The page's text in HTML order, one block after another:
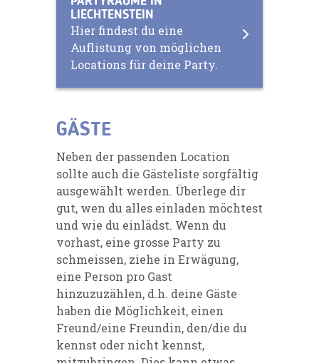
LIECHTENSTEIN
Hier findest du eine
Auflistung von möglichen
Locations für deine Party.
GÄSTE
Neben der passenden Location
sollte auch die Gästeliste sorgfältig
ausgewählt werden. Überlege dir
gut, wen du alles einladen möchtest
und wie du einlädst. Wenn du
vorhast, eine grosse Party zu
schmeissen, ziehe in Erwägung,
eine Person pro Gast
hinzuzuzählen, d.h. deine Gäste
haben die Möglichkeit, einen
Freund/eine Freundin, den/die du
kennst oder nicht kennst,